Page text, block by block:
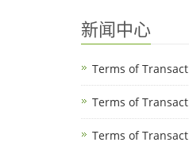
新闻中心
Terms of Transact
Terms of Transact
Terms of Transact